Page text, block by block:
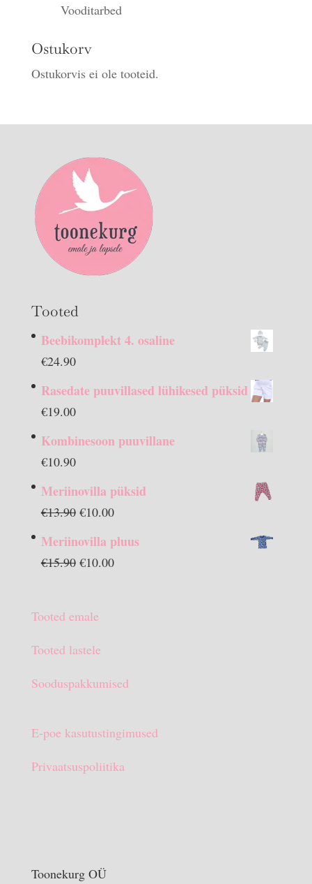
Vooditarbed
Ostukorv
Ostukorvis ei ole tooteid.
Tooted
Beebikomplekt 4. osaline
€24.90
Rasedate puuvillased lühikesed püksid
€19.00
Kombinesoon puuvillane
€10.90
Meriinovilla püksid
€13.90 Algne
€10.00Praegune
on:
Meriinovilla pluus
€15.90 Algne
€15.90.
€10.00Praegune
Tooted emale
Tooted lastele
Sooduspakkumised
E-poe kasutustingimused
Privaatsuspoliitika
Toonekurg OÜ